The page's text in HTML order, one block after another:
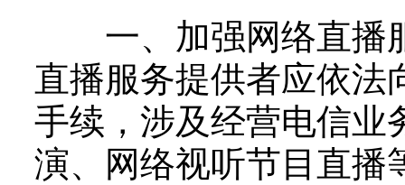
一、加强网络直播
直播服务提供者应依法
手续，涉及经营电信业
演、网络视听节目直播